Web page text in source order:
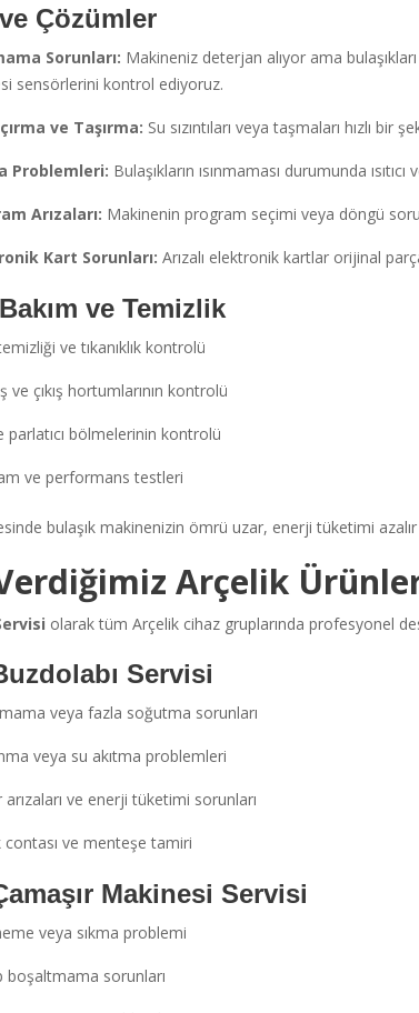
Çözümler
Sorunları: Makineniz deterjan alıyor ama
sensörlerini kontrol ediyoruz.
ve Taşırma: Su sızıntıları veya taşmaları hızlı bir
Problemleri: Bulaşıkların ısınmaması durumunda
Arızaları: Makinenin program seçimi veya döngü
Kart Sorunları: Arızalı elektronik kartlar orijinal
ve Temizlik
ve tıkanıklık kontrolü
ve çıkış hortumlarının kontrolü
parlatıcı bölmelerinin kontrolü
ve performans testleri
bulaşık makinenizin ömrü uzar, enerji tüketimi
Arçelik
olarak tüm Arçelik cihaz gruplarında profesyonel
Servisi
veya fazla soğutma sorunları
veya su akıtma problemleri
ve enerji tüketimi sorunları
contası ve menteşe tamiri
Makinesi Servisi
veya sıkma problemi
boşaltmama sorunları